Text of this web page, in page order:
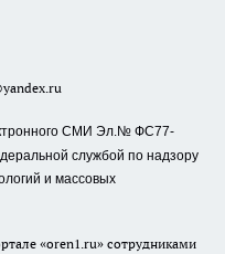
СМИ Эл.№ ФС77-
службой по надзору
и массовых
«oren1.ru» сотрудниками